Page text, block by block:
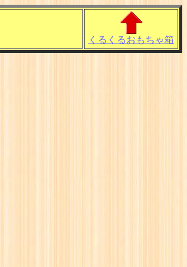
くるくるおもちゃ箱